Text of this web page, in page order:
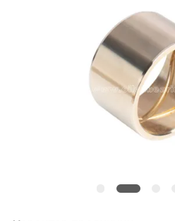
КОНТРОЛЬ
КАЧЕСТВА